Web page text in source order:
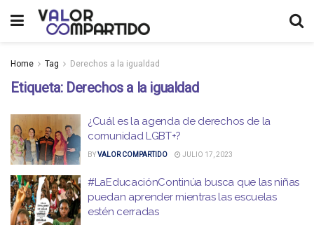
Home Tag Derechos a la igualdad
Etiqueta: Derechos a la igualdad
¿Cuál es la agenda de derechos de la
comunidad LGBT+?
BYVALOR COMPARTIDO JULIO 17, 2023
#LaEducaciónContinúa busca que las niñas
puedan aprender mientras las escuelas
estén cerradas